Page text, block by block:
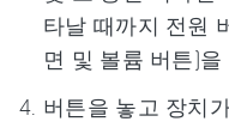
타날 때까지 전원
면 및 볼륨 버튼)을
버튼을 놓고 장치